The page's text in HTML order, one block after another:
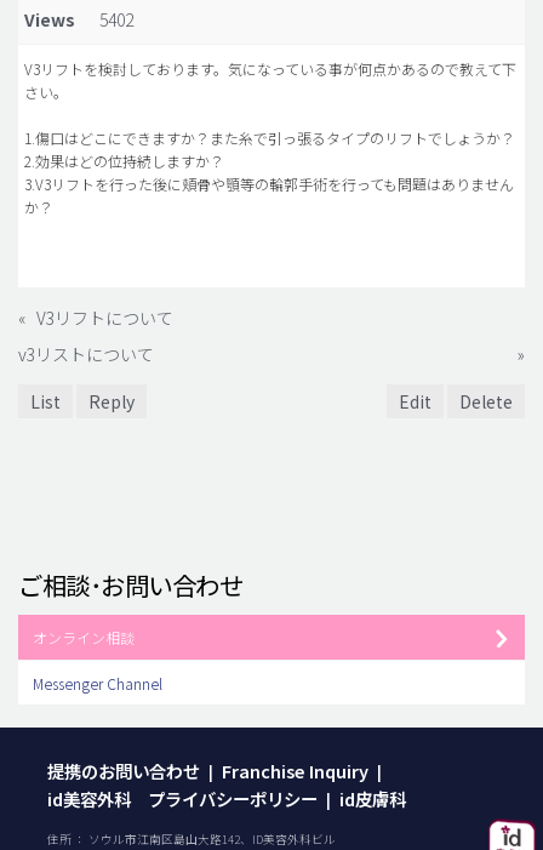
安全整形
ご相談のお問い合わせ
Views
5402
V3リフトを検討しております。気になっている事が何点かあるので教えて下
さい。
1.傷口はどこにできますか？また糸で引っ張るタイプのリフトでしょうか？
2.効果はどの位持続しますか？
3.V3リフトを行った後に頬骨や顎等の輪郭手術を行っても問題はありません
か？
« V3リフトについて
v3リストについて
»
List
Reply Edit Delete
ご相談･お問い合わせ
オンライン相談
Messenger Channel
提携のお問い合わせ | Franchise Inquiry |
id美容外科 プライバシーポリシー | id皮膚科
住所 ： ソウル市江南区島山大路142、ID美容外科ビル